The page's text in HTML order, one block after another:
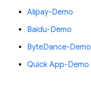
Alipay-Demo
Baidu-Demo
ByteDance-Demo
Quick App-Demo